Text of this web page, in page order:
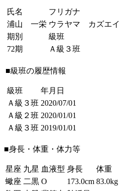
氏名 フリガナ
浦山 一栄 ウラヤマ カズエイ
期別
級班
72期
Ａ級３班
■級班の履歴情報
級班
年月日
Ａ級３班 2020/07/01
Ａ級２班 2020/01/01
Ａ級３班 2019/01/01
■身長・体重・体力等
星座 九星 血液型 身長
体重
蠍座 二黒 O 173.0cm 83.0kg